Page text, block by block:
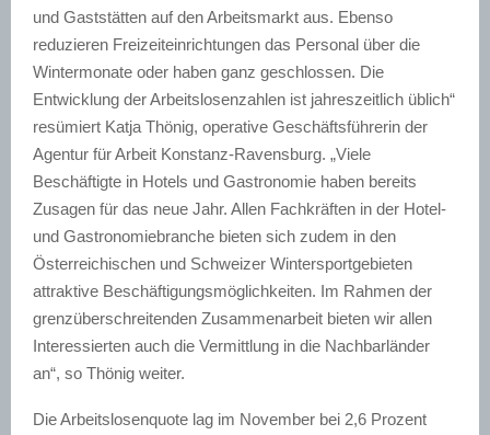
und Gaststätten auf den Arbeitsmarkt aus. Ebenso
reduzieren Freizeiteinrichtungen das Personal über die
Wintermonate oder haben ganz geschlossen. Die
Entwicklung der Arbeitslosenzahlen ist jahreszeitlich üblich“
resümiert Katja Thönig, operative Geschäftsführerin der
Agentur für Arbeit Konstanz-Ravensburg. „Viele
Beschäftigte in Hotels und Gastronomie haben bereits
Zusagen für das neue Jahr. Allen Fachkräften in der Hotel-
und Gastronomiebranche bieten sich zudem in den
Österreichischen und Schweizer Wintersportgebieten
attraktive Beschäftigungsmöglichkeiten. Im Rahmen der
grenzüberschreitenden Zusammenarbeit bieten wir allen
Interessierten auch die Vermittlung in die Nachbarländer
an“, so Thönig weiter.
Die Arbeitslosenquote lag im November bei 2,6 Prozent